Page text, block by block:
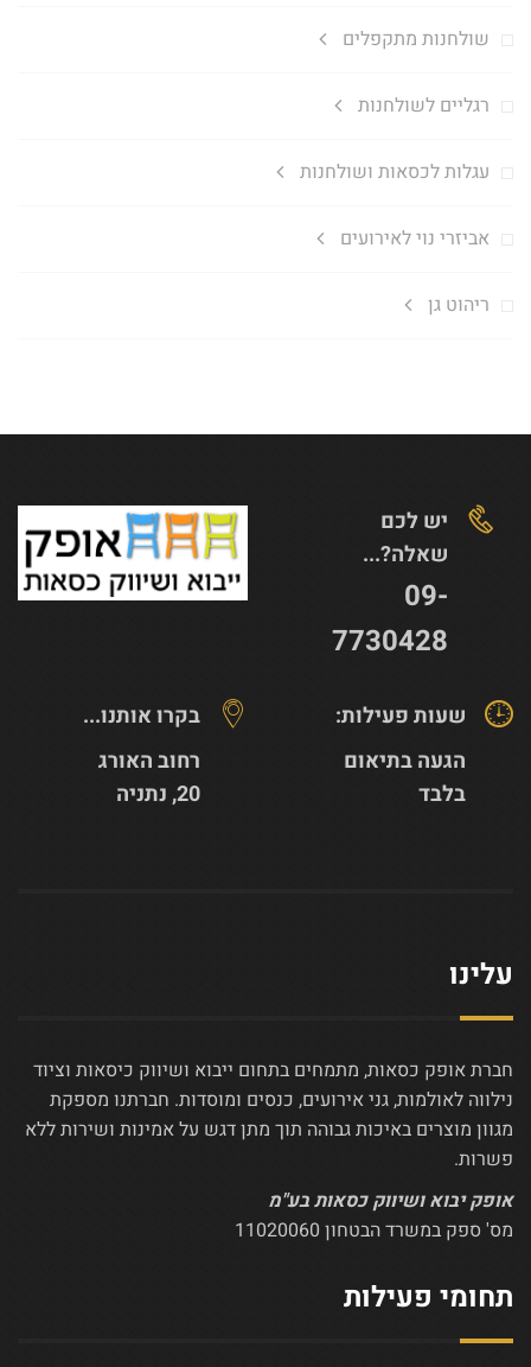
שולחנות מתקפלים
רגליים לשולחנות
עגלות לכסאות ושולחנות
אביזרי נוי לאירועים
ריהוט גן
יש לכם
שאלה?...
09-
7730428
בקרו אותנו...
רחוב האורג
20, נתניה
שעות פעילות:
הגעה בתיאום
בלבד
עלינו
חברת אופק כסאות, מתמחים בתחום ייבוא ושיווק כיסאות וציוד
נילווה לאולמות, גני אירועים, כנסים ומוסדות. חברתנו מספקת
מגוון מוצרים באיכות גבוהה תוך מתן דגש על אמינות ושירות ללא
פשרות.
אופק יבוא ושיווק כסאות בע"מ
מס' ספק במשרד הבטחון 11020060
תחומי פעילות